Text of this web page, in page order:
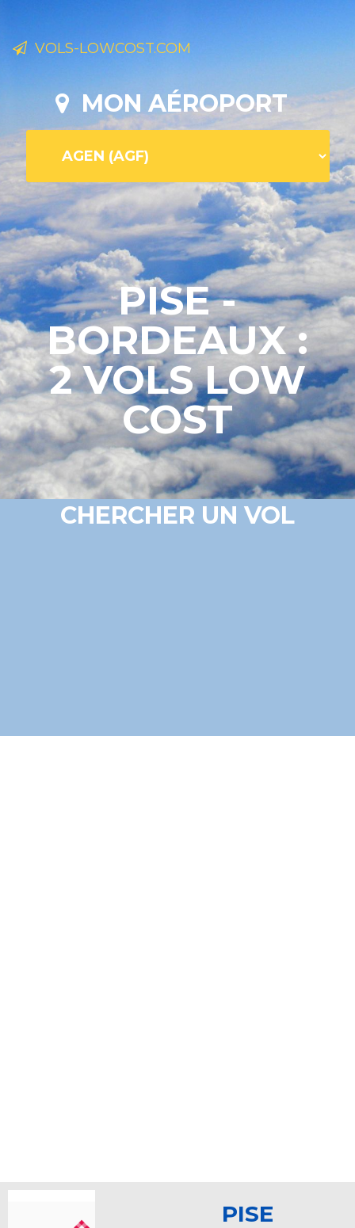
VOLS-LOWCOST.COM
MON AÉROPORT
PISE -
BORDEAUX :
2 VOLS LOW
COST
CHERCHER UN VOL
PISE